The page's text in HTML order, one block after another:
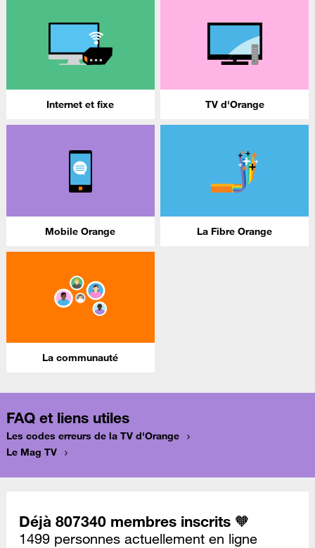
Internet et fixe TV d'Orange
Mobile Orange La Fibre Orange
La communauté
FAQ et liens utiles
Les codes erreurs de la TV d'Orange
Le Mag TV
Déjà 807340 membres inscrits 🧡
1499 personnes actuellement en ligne